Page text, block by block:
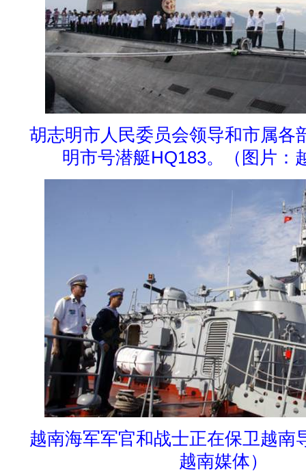
胡志明市人民委员会领导和市属各
明市号潜艇HQ183。（图片：
越南海军军官和战士正在保卫越南
越南媒体）